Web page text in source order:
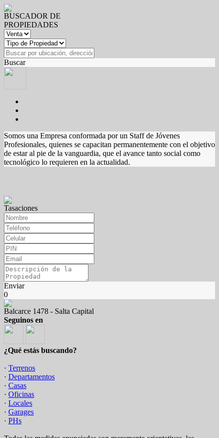
BUSCADOR DE
PROPIEDADES
Buscar
Somos una Empresa conformada por un Staff de Jóvenes
Profesionales, quienes se capacitan permanentemente con el objetivo
de estar al pie de la vanguardia, que el avance tanto social como
tecnológico lo requieren en la actualidad.
Tasaciones
Enviar
0
Balcarce 1478 - Salta Capital
Seguinos en
¿Qué estás buscando?
· Terrenos
· Departamentos
· Casas
· Oficinas
· Locales
· Garages
· PHs